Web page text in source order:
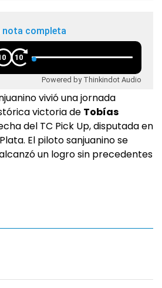
nota completa
10
Powered by Thinkindot Audio
vivió una jornada
victoria de Tobías
del TC Pick Up, disputada en
El piloto sanjuanino se
un logro sin precedentes